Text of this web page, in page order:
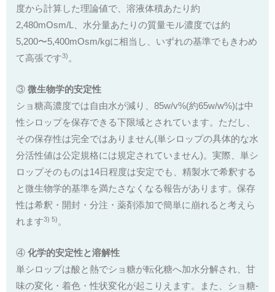
度から計算した理論値で、溶液体積あたり約
2,480mOsm/L、水分量あたりの質量モル濃度では約
5,200〜5,400mOsm/kgに相当し、いずれの基準でもきわめ
て高張です3) 。
③ 微生物学的安定性
ショ糖高濃度では自由水が減り、85w/v%(約65w/w%)は中
性シロップを保存できる下限域とされています。ただし、
その保存性は完全ではありません(単シロップの具体的な水
分活性値は公定規格には規定されていません)。実際、単シ
ロップそのものは14日程度は安定でも、精製水で希釈する
と微生物学的基準を満たさなくなる報告があります。保存
性は希釈・開封・分注・薬剤添加で簡単に崩れると考えら
れます3) 5) 。
④ 化学的安定性と溶解性
単シロップは酸と熱でショ糖が転化糖へ加水分解され、甘
味の変化・着色・性状変化が起こりえます。また、ショ糖‐